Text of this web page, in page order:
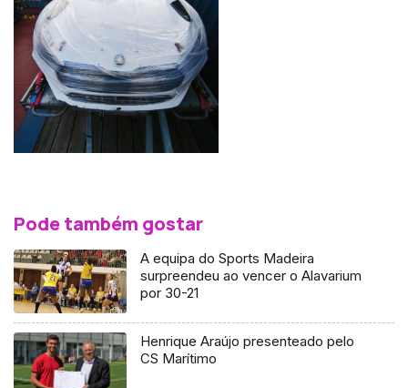
Pode também gostar
A equipa do Sports Madeira
surpreendeu ao vencer o Alavarium
por 30-21
Henrique Araújo presenteado pelo
CS Marítimo